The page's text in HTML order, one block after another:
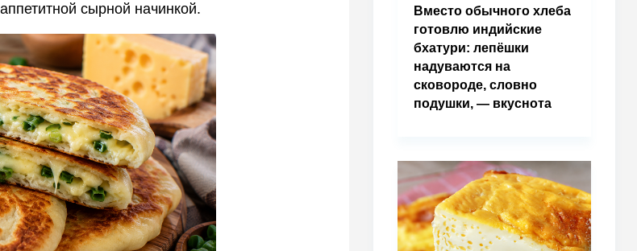
сырной начинкой.
Вместо обычного хлеба
готовлю индийские
бхатури: лепёшки
надуваются на
сковороде, словно
подушки, — вкуснота